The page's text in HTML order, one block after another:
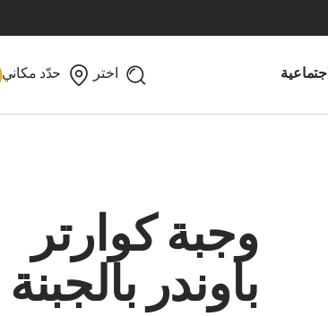
اختر حدّد مكاني
وجبة كوارتر
باوندر بالجبنة